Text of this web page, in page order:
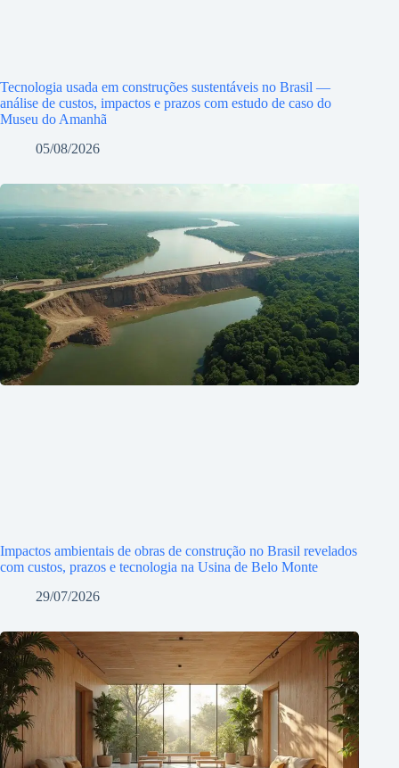
Tecnologia usada em construções sustentáveis no Brasil —
análise de custos, impactos e prazos com estudo de caso do
Museu do Amanhã
05/08/2026
Impactos ambientais de obras de construção no Brasil revelados
com custos, prazos e tecnologia na Usina de Belo Monte
29/07/2026